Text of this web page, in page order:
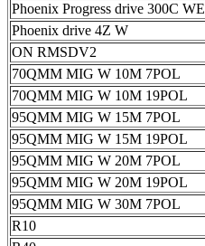
Phoenix Progress drive 300C WE
Phoenix drive 4Z W
ON RMSDV2
70QMM MIG W 10M 7POL
70QMM MIG W 10M 19POL
95QMM MIG W 15M 7POL
95QMM MIG W 15M 19POL
95QMM MIG W 20M 7POL
95QMM MIG W 20M 19POL
95QMM MIG W 30M 7POL
R10